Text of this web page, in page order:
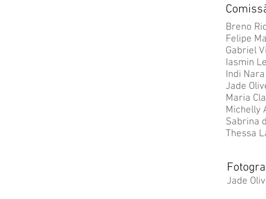
Breno
Felipe
Gabriel
Iasmin
Indi
Jade
Maria
Michelly
Sabrina
Thessa
Jade